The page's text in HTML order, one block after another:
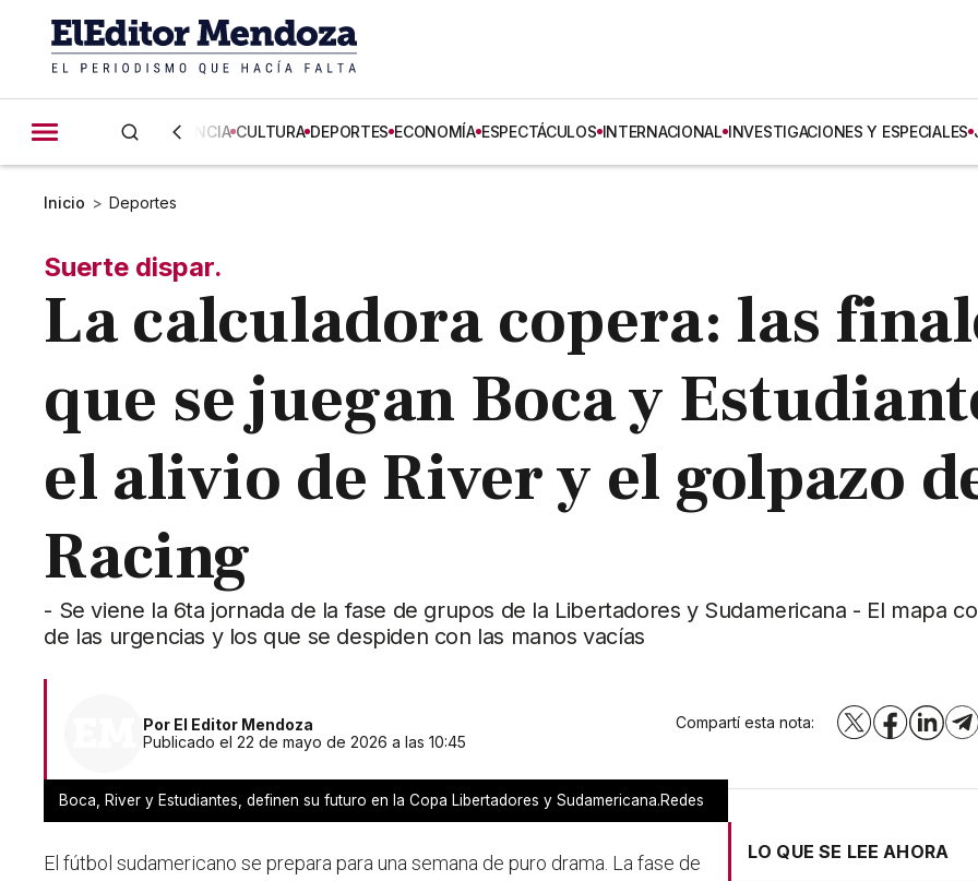
CIENCIA CULTURA DEPORTES ECONOMÍA ESPECTÁCULOS INTERNACIONAL INVESTIGACIONES Y ESPECIALES
Inicio > Deportes
Suerte dispar.
La calculadora copera: las
que se juegan Boca y
el alivio de River y el golpazo
Racing
- Se viene la 6ta jornada de la fase de grupos de la Libertadores y Sudamericana - El mapa
de las urgencias y los que se despiden con las manos vacías
Por El Editor Mendoza
Publicado el 22 de mayo de 2026 a las 10:45
Compartí esta nota: X Facebook
Boca, River y Estudiantes, definen su futuro en la Copa Libertadores y Sudamericana.Redes
El fútbol sudamericano se prepara para una semana de puro drama. La fase de
LO QUE SE LEE AHORA